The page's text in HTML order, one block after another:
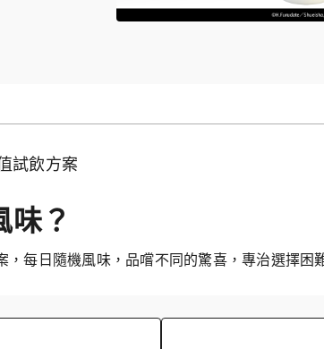
試飲方案
？
每日隨機風味，品嚐不同的驚喜，專治選擇困